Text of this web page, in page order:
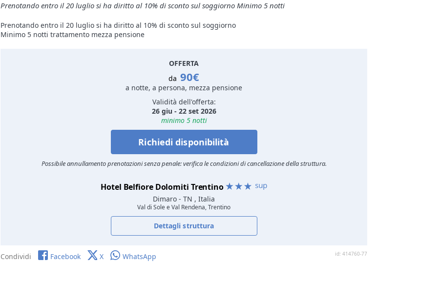
Prenotando entro il 20 luglio si ha diritto al 10% di sconto sul soggiorno Minimo 5 notti
Prenotando entro il 20 luglio si ha diritto al 10% di sconto sul soggiorno
Minimo 5 notti trattamento mezza pensione
OFFERTA
da90€
a notte, a persona, mezza pensione
Validità dell'offerta:
26 giu - 22 set 2026
minimo 5 notti
Richiedi disponibilità
Possibile annullamento prenotazioni senza penale: verifica le condizioni di cancellazione della struttura.
Hotel Belfiore Dolomiti Trentino
Dimaro - TN , Italia
Val di Sole e Val Rendena, Trentino
Dettagli struttura
id: 414760-77
Condividi Facebook X WhatsApp